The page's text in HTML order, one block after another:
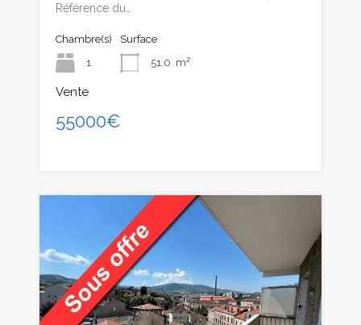
Référence du…
Chambre(s)
1
Surface
51.0 m²
Vente
55000€